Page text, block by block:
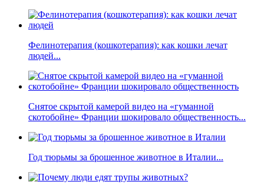
Фелинотерапия (кошкотерапия): как кошки лечат
людей...
Снятое скрытой камерой видео на «гуманной
скотобойне» Франции шокировало общественность...
Год тюрьмы за брошенное животное в Италии...